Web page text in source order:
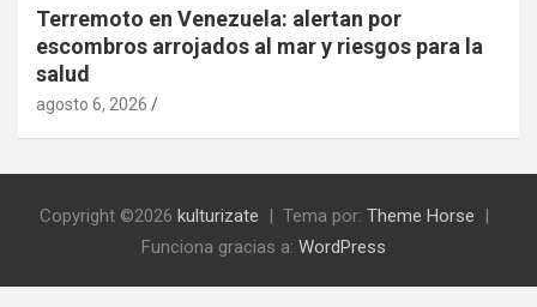
Terremoto en Venezuela: alertan por
escombros arrojados al mar y riesgos para la
salud
agosto 6, 2026
Copyright ©2026 kulturizate Tema por: Theme Horse
Funciona gracias a: WordPress